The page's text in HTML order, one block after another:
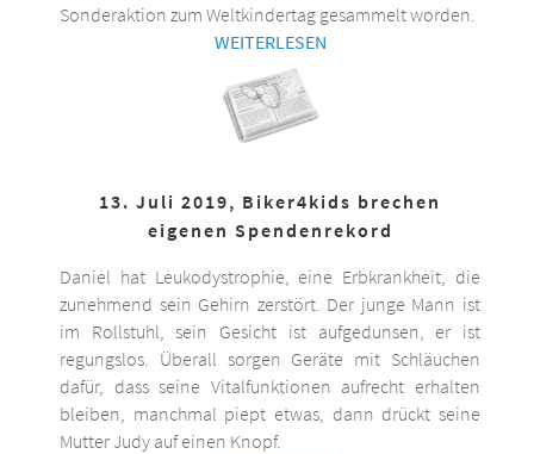
Sonderaktion zum Weltkindertag gesammelt worden.
WEITERLESEN
13. Juli 2019, Biker4kids brechen
eigenen Spendenrekord
Daniel hat Leukodystrophie, eine Erbkrankheit, die
zunehmend sein Gehirn zerstört. Der junge Mann ist
im Rollstuhl, sein Gesicht ist aufgedunsen, er ist
regungslos. Überall sorgen Geräte mit Schläuchen
dafür, dass seine Vitalfunktionen aufrecht erhalten
bleiben, manchmal piept etwas, dann drückt seine
Mutter Judy auf einen Knopf.